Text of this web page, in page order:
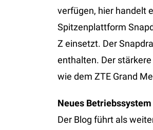
verfügen, hier handelt
Spitzenplattform
Z einsetzt. Der
enthalten. Der
wie dem ZTE Grand
Neues Betriebssystem
Der Blog führt als